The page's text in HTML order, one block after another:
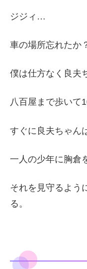
ジジィ…
車の場所忘れたか
僕は仕方なく良夫
八百屋まで歩いて
すぐに良夫ちゃん
一人の少年に胸倉
それを見守るよう
る。